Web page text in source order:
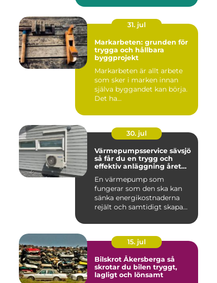
31. jul
Markarbeten: grunden för
trygga och hållbara
byggprojekt
Markarbeten är allt arbete
som sker i marken innan
själva byggandet kan börja.
Det ha...
30. jul
Värmepumpsservice sävsjö
så får du en trygg och
effektiv anläggning året
En värmepump som
fungerar som den ska kan
sänka energikostnaderna
rejält och samtidigt skapa
15. jul
Bilskrot Åkersberga så
skrotar du bilen tryggt,
lagligt och lönsamt